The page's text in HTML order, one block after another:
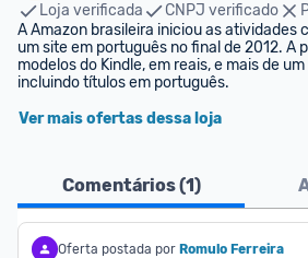
Loja verificada
CNPJ verificado
A Amazon brasileira iniciou as atividades
um site em português no final de 2012. A
modelos do Kindle, em reais, e mais de
incluindo títulos em português.
Ver mais ofertas dessa loja
Comentários (1)
Oferta postada por Romulo Ferreira